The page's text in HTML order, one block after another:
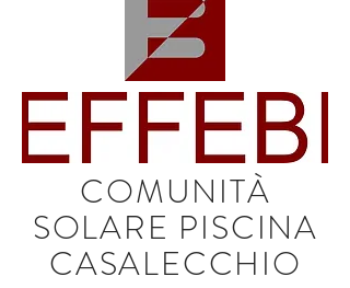
COMUNITÀ
SOLARE PISCINA
CASALECCHIO